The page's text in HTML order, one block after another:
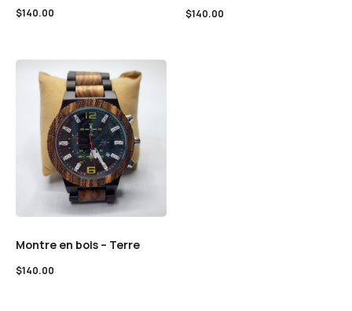
$140.00 $140.00
Montre en bois – Terre
$140.00